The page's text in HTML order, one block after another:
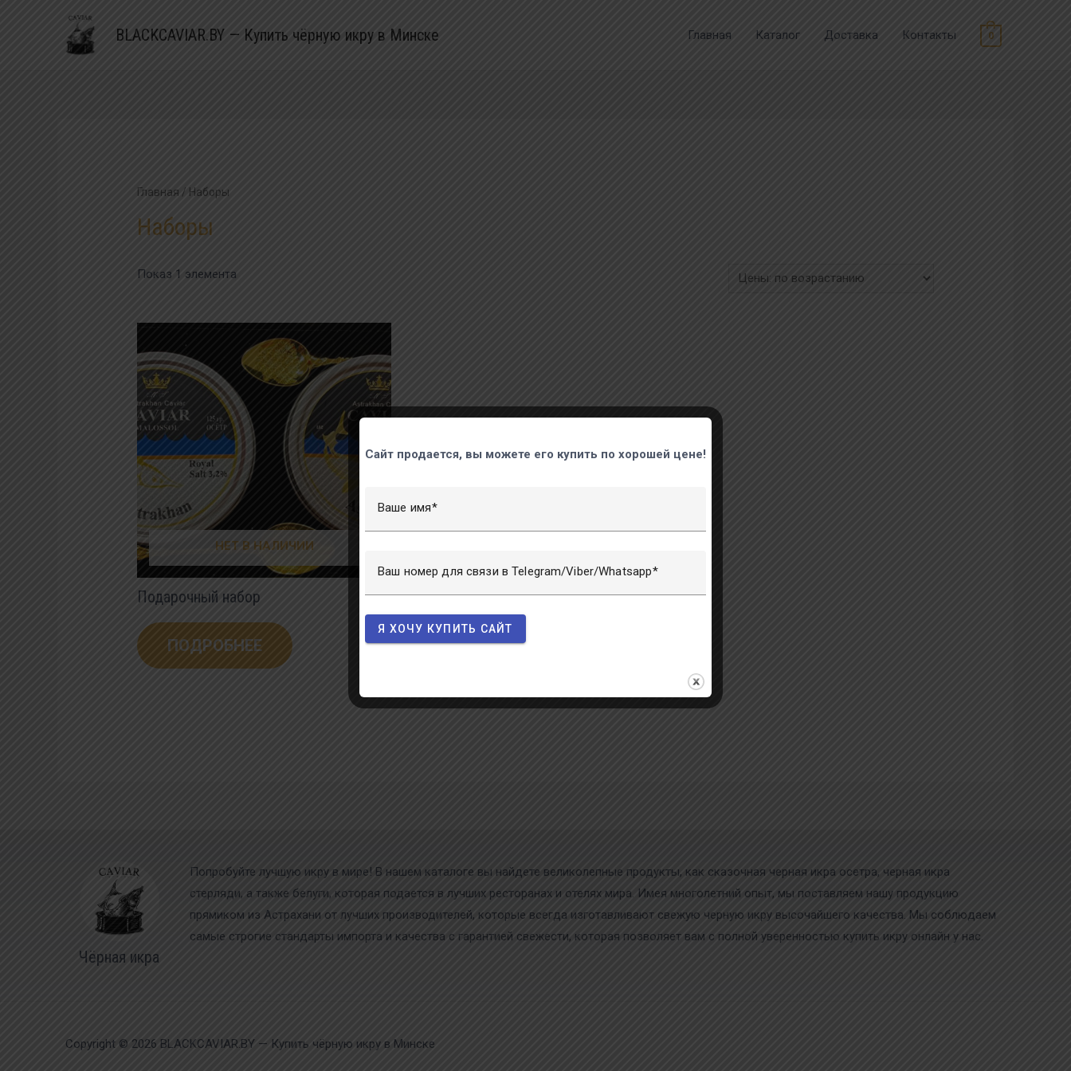
BLACKCAVIAR.BY — Купить чёрную икру в Минске Главная Каталог Доставка Контакты 0
Главная / Наборы
Наборы
Показ 1 элемента
НЕТ В НАЛИЧИИ
Подарочный набор
ПОДРОБНЕЕ
Чёрная икра
Попробуйте лучшую икру в мире! В нашем каталоге вы найдете великолепные продукты, как сказочная черная икра осетра, черная икра
стерляди, а также белуги, которая подается в лучших ресторанах и отелях мира. Имея многолетний опыт, мы поставляем нашу продукцию
прямиком из Астрахани от лучших производителей, которые всегда изготавливают свежую черную икру высочайшего качества. Мы соблюдаем
самые строгие стандарты импорта и качества с гарантией свежести, которая позволяет вам с полной уверенностью купить икру онлайн у нас.
Copyright © 2026 BLACKCAVIAR.BY — Купить чёрную икру в Минске
Сайт продается, вы можете его купить по хорошей цене!
Ваше имя
Ваш номер для связи в Telegram/Viber/Whatsapp
Я ХОЧУ КУПИТЬ САЙТ